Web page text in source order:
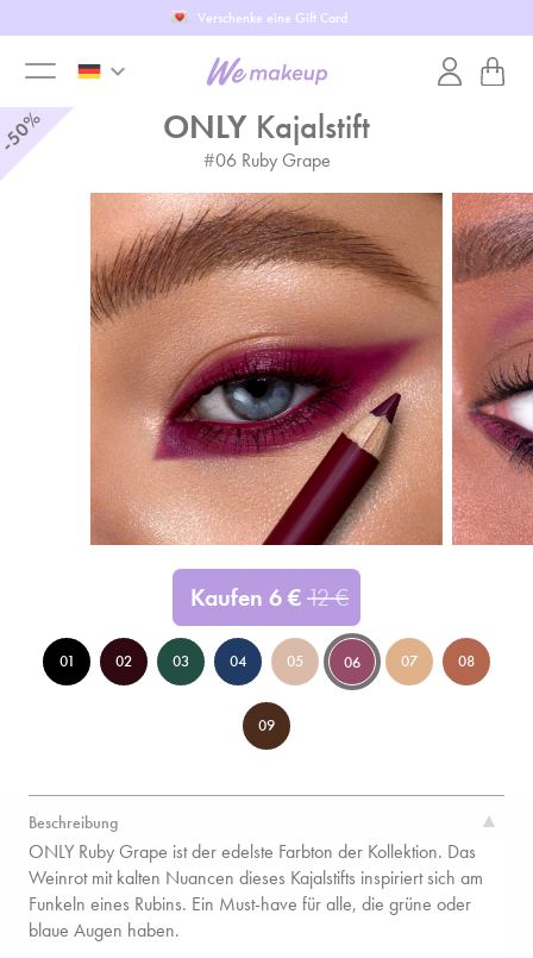
Verschenke eine Gift Card
toggle
keyboard_arrow_down
ONLY Kajalstift
#06 Ruby Grape
Kaufen 6€12€
01 02 03 04 05 06 07 08
09
Beschreibung
ONLY Ruby Grape ist der edelste Farbton der Kollektion. Das
Weinrot mit kalten Nuancen dieses Kajalstifts inspiriert sich am
Funkeln eines Rubins. Ein Must-have für alle, die grüne oder
blaue Augen haben.